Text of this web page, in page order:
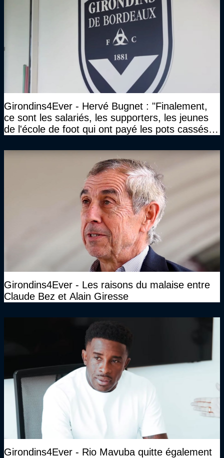
Girondins4Ever - Hervé Bugnet : "Finalement,
ce sont les salariés, les supporters, les jeunes
de l'école de foot qui ont payé les pots cassés
Girondins4Ever - Les raisons du malaise entre
Claude Bez et Alain Giresse
Girondins4Ever - Rio Mavuba quitte également